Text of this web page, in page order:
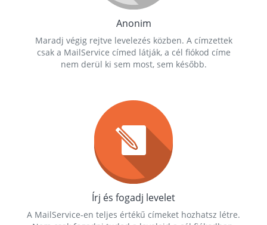
Anonim
Maradj végig rejtve levelezés közben. A címzettek
csak a MailService címed látják, a cél fiókod címe
nem derül ki sem most, sem később.
Írj és fogadj levelet
A MailService-en teljes értékű címeket hozhatsz létre.